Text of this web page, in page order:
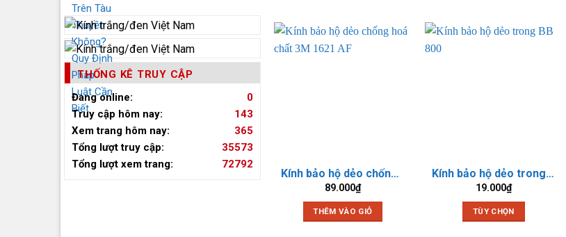
THỐNG KÊ TRUY CẬP
Đang online:
0
Truy cập hôm nay:
143
Xem trang hôm nay:
365
Tổng lượt truy cập:
35573
Tổng lượt xem trang:
72792
Kính bảo hộ dẻo chống hoá chất 3M 1621 AF
89.000₫
THÊM VÀO GIỎ
Kính bảo hộ dẻo trong BB 800
19.000₫
TÙY CHỌN